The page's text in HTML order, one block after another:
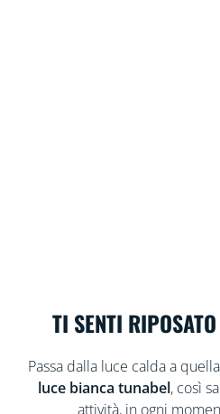
TI SENTI
Passa dalla luce calda a
luce bianca tunabel, così
attività, in ogni